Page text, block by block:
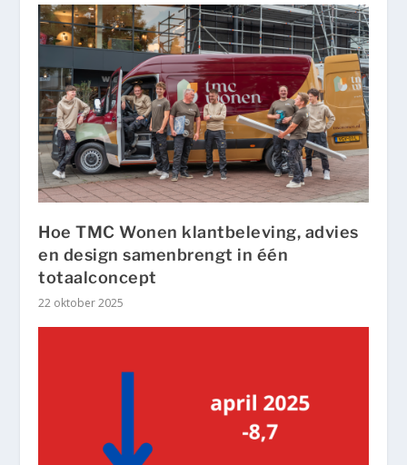
Hoe TMC Wonen klantbeleving, advies
en design samenbrengt in één
totaalconcept
22 oktober 2025